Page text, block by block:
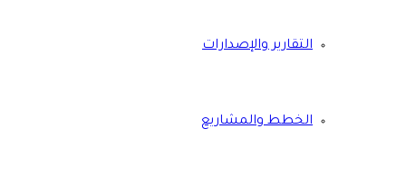
التقارير والإصدارات
الخطط والمشاريع